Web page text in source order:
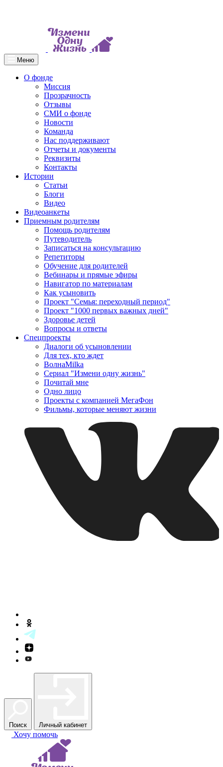
Меню
О фонде
Миссия
Прозрачность
Отзывы
СМИ о фонде
Новости
Команда
Нас поддерживают
Отчеты и документы
Реквизиты
Контакты
Истории
Статьи
Блоги
Видео
Видеоанкеты
Приемным родителям
Помощь родителям
Путеводитель
Записаться на консультацию
Репетиторы
Обучение для родителей
Вебинары и прямые эфиры
Навигатор по материалам
Как усыновить
Проект "Семья: переходный период"
Проект "1000 первых важных дней"
Здоровье детей
Вопросы и ответы
Спецпроекты
Диалоги об усыновлении
Для тех, кто ждет
ВолнаMilka
Сериал "Измени одну жизнь"
Почитай мне
Одно лицо
Проекты с компанией МегаФон
Фильмы, которые меняют жизни
Поиск Личный кабинет
Хочу помочь